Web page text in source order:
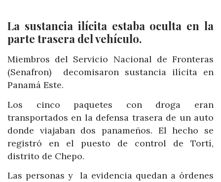
La sustancia ilícita estaba oculta en la
parte trasera del vehículo.
Miembros del Servicio Nacional de Fronteras
(Senafron) decomisaron sustancia ilícita en
Panamá Este.
Los cinco paquetes con droga eran
transportados en la defensa trasera de un auto
donde viajaban dos panameños. El hecho se
registró en el puesto de control de Tortí,
distrito de Chepo.
Las personas y la evidencia quedan a órdenes